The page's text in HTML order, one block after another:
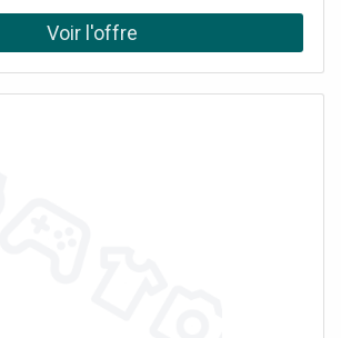
intégrée pour le contrôle à distance du
remplace les séries Geos et Geos